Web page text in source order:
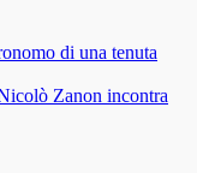
di una tenuta
Zanon incontra